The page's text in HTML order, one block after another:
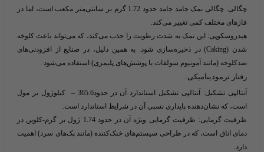
چگالی:
چگالی نمک جامد جامد حدود 1.72 گرم بر سانتی‌متر مکعب است، اما در
فازهای مختلف کمی تغییر می‌کند.
هیدروسکوپی: این نمک به شدت رطوبت را جذب می‌کند، که می‌تواند باعث کلوخه
شدن (Caking) در ذخیره‌سازی شود. به همین دلیل، در صنایع از افزودنی‌های
ضدکلوخه (مانند آمونیوم سولفات یا پوشش‌های پلیمری) استفاده می‌شود .
رفتار ترمودینامیکی:
آنتالپی تشکیل:
آنتالپی تشکیل استاندارد آن در حدود365.6 – کیلوژول بر مول
است، که نشان‌دهنده پایداری نسبی آن در شرایط استاندارد است.
ظرفیت گرمایی:
ظرفیت گرمایی ویژه آن در حدود 1.74 ژول بر گرم-کلوین در
دمای اتاق است، که در طراحی سیستم‌های خنک‌کننده (مانند پک‌های سرد) اهمیت
دارد.